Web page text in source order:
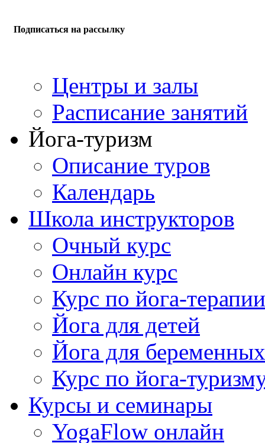
Подписаться на рассылку
Центры и залы
Расписание занятий
Йога-туризм
Описание туров
Календарь
Школа инструкторов
Очный курс
Онлайн курс
Курс по йога-терапии
Йога для детей
Йога для беременных
Курс по йога-
Курсы и семинары
YogaFlow онлайн